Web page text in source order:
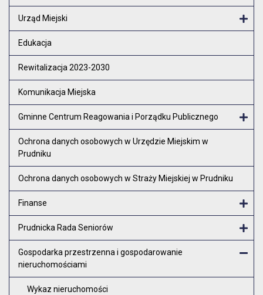
Urząd Miejski
Edukacja
Rewitalizacja 2023-2030
Komunikacja Miejska
Gminne Centrum Reagowania i Porządku Publicznego
Ochrona danych osobowych w Urzędzie Miejskim w
Prudniku
Ochrona danych osobowych w Straży Miejskiej w Prudniku
Finanse
Prudnicka Rada Seniorów
Gospodarka przestrzenna i gospodarowanie
nieruchomościami
Wykaz nieruchomości